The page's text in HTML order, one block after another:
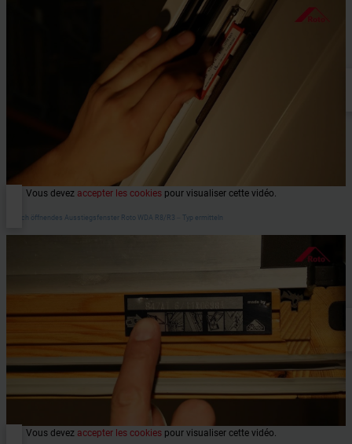
Vous devez accepter les cookies pour visualiser cette vidéo.
Seitlich öffnendes Ausstiegsfenster Roto WDA R8/R3 ‒ Typ ermitteln
Vous devez accepter les cookies pour visualiser cette vidéo.